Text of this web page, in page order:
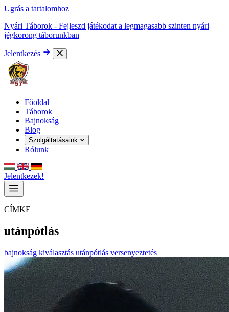
Ugrás a tartalomhoz
Nyári Táborok - Fejleszd játékodat a legmagasabb szinten nyári
jégkorong táborunkban
Jelentkezés
Főoldal
Táborok
Bajnokság
Blog
Szolgáltatásaink
Rólunk
Jelentkezek!
CÍMKE
utánpótlás
bajnokság kiválasztás utánpótlás versenyeztetés